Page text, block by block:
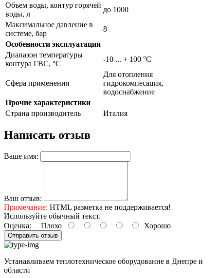
Объем воды, контур горячей
воды, л
до 1000
Максимальное давление в
системе, бар
8
Особенности эксплуатации
Диапазон температуры
контура ГВС, °С
-10 ... + 100 °C
Сфера применения
Для отопления
гидрокомпесация,
водоснабжение
Прочие характеристики
Страна производитель
Италия
Написать отзыв
Ваше имя:
Ваш отзыв:
Примечание: HTML разметка не поддерживается!
Используйте обычный текст.
Оценка: Плохо Хорошо
Отправить отзыв
Устанавливаем теплотехническое оборудование в Днепре и
области